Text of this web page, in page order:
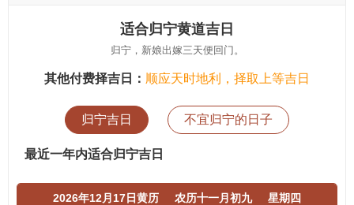
适合归宁黄道吉日
归宁，新娘出嫁三天便回门。
其他付费择吉日： 顺应天时地利，择取上等吉日
归宁吉日 不宜归宁的日子
最近一年内适合归宁吉日
2026年12月17日黄历 农历十一月初九 星期四